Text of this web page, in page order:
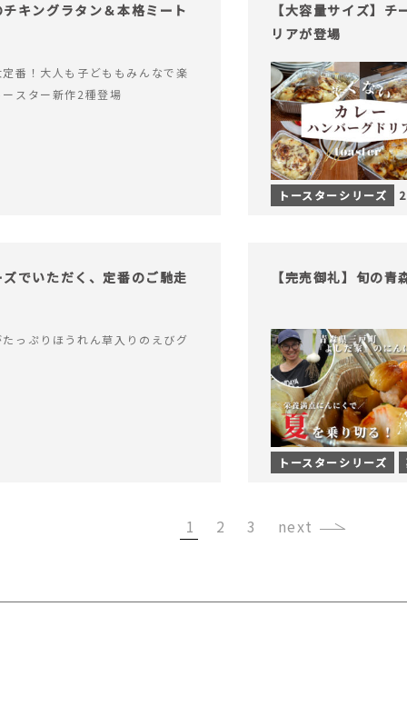
キングラタン＆本格ミート
番！大人も子どももみんなで楽
ースター新作2種登場
【大容量サイズ】
リアが登場
トースターシリーズ
でいただく、定番のご馳走
っぷりほうれん草入りのえびグ
【完売御礼】旬の
トースターシリーズ
1 2 3 ›